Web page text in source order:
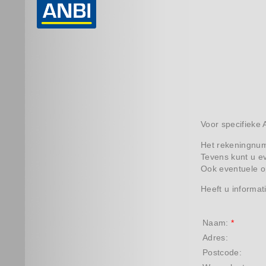
Voor specifieke
Het
Tevens kunt u
Ook eventuele
Heeft u
Naam: *
Adres:
Postcode: